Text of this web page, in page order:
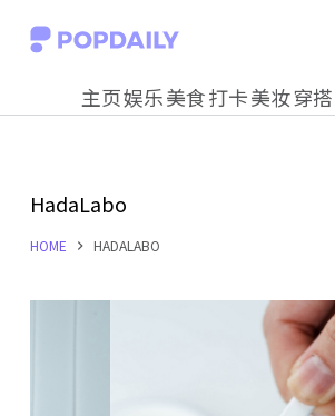
S
o
c
主页娱乐美食打卡美妆穿搭
HadaLabo
HOME HADALABO